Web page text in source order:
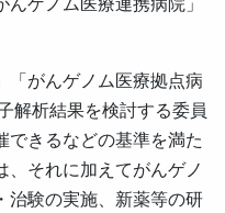
「がんゲノム医療拠点病
解析結果を検討する委員
できるなどの基準を満た
、それに加えてがんゲノ
治験の実施、新薬等の研